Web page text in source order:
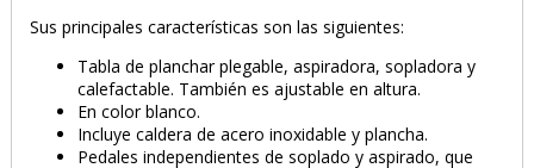
Sus principales características son las siguientes:
Tabla de planchar plegable, aspiradora, sopladora y
calefactable. También es ajustable en altura.
En color blanco.
Incluye caldera de acero inoxidable y plancha.
Pedales independientes de soplado y aspirado, que